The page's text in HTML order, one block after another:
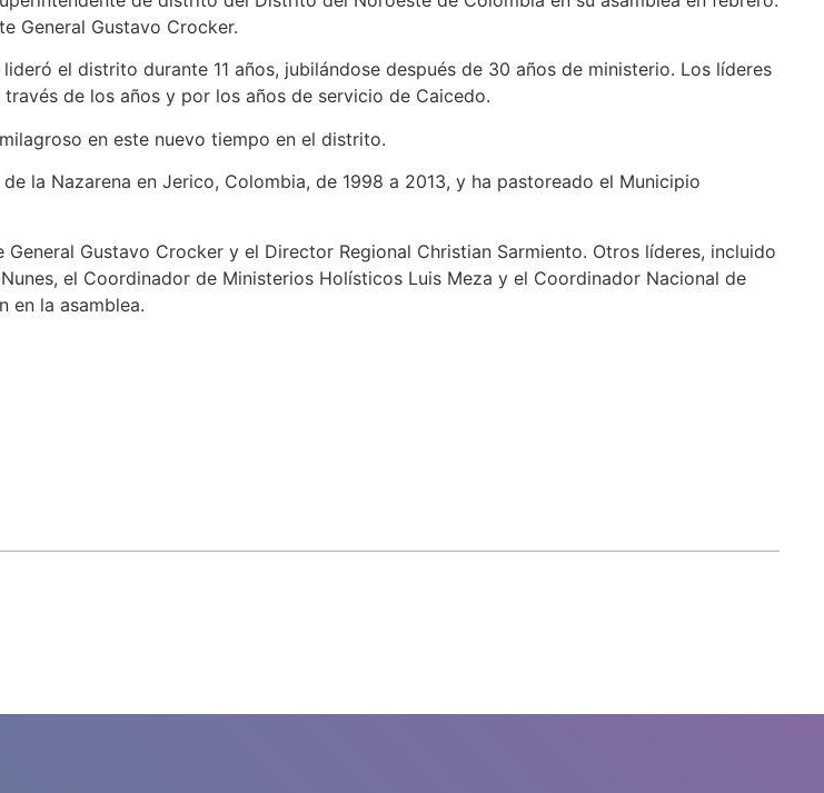
General Gustavo Crocker.
el distrito durante 11 años, jubilándose después de 30 años de ministerio. Los líderes
de los años y por los años de servicio de Caicedo.
en este nuevo tiempo en el distrito.
la Nazarena en Jerico, Colombia, de 1998 a 2013, y ha pastoreado el Municipio
Gustavo Crocker y el Director Regional Christian Sarmiento. Otros líderes, incluido
el Coordinador de Ministerios Holísticos Luis Meza y el Coordinador Nacional de
en la asamblea.